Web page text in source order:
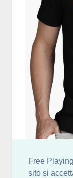
Free
sito si